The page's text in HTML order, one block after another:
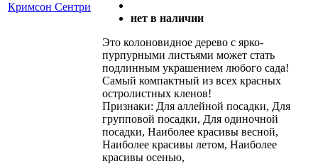
нет в наличии
Это колоновидное дерево с ярко-
пурпурными листьями может стать
подлинным украшением любого сада!
Самый компактный из всех красных
остролистных кленов!
Признаки: Для аллейной посадки, Для
групповой посадки, Для одиночной
посадки, Наиболее красивы весной,
Наиболее красивы летом, Наиболее
красивы осенью,